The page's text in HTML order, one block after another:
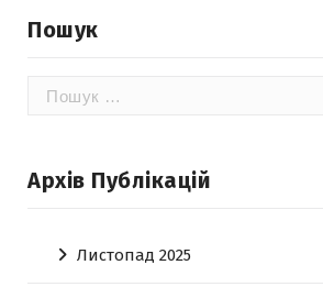
Пошук
Пошук:
Архів Публікацій
Листопад 2025